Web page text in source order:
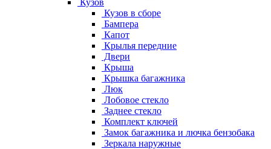
Кузов
Кузов в сборе
Бампера
Капот
Крылья передние
Двери
Крыша
Крышка багажника
Люк
Лобовое стекло
Заднее стекло
Комплект ключей
Замок багажника и лючка бензобака
Зеркала наружные